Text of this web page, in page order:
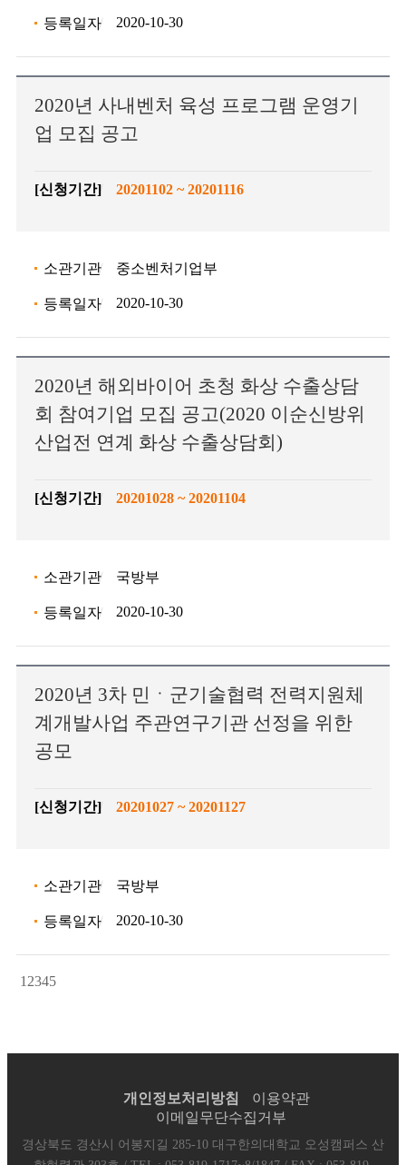
등록일자 2020-10-30
2020년 사내벤처 육성 프로그램 운영기
업 모집 공고
[신청기간] 20201102 ~ 20201116
소관기관 중소벤처기업부
등록일자 2020-10-30
2020년 해외바이어 초청 화상 수출상담
회 참여기업 모집 공고(2020 이순신방위
산업전 연계 화상 수출상담회)
[신청기간] 20201028 ~ 20201104
소관기관 국방부
등록일자 2020-10-30
2020년 3차 민ㆍ군기술협력 전력지원체
계개발사업 주관연구기관 선정을 위한
공모
[신청기간] 20201027 ~ 20201127
소관기관 국방부
등록일자 2020-10-30
1 2345
개인정보처리방침
이용약관
이메일무단수집거부
경상북도 경산시 어봉지길 285-10 대구한의대학교 오성캠퍼스 산